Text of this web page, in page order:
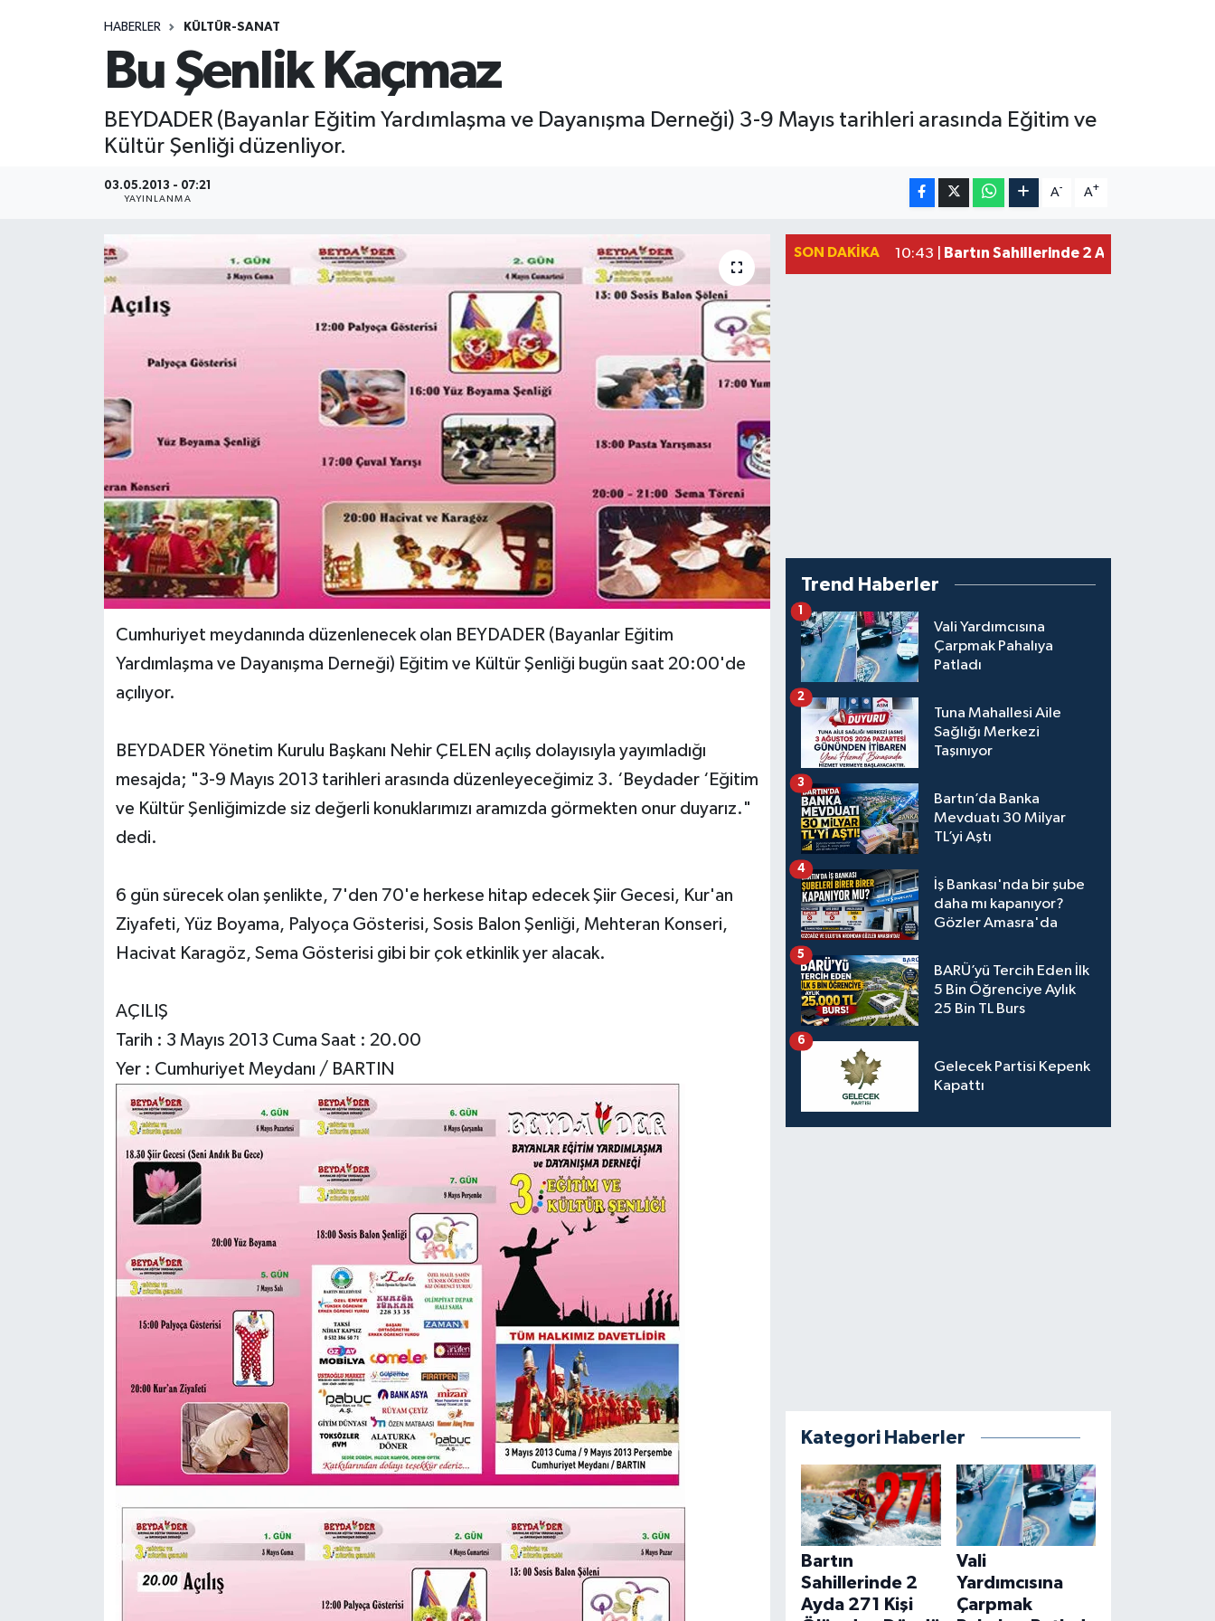
HABERLER KÜLTÜR-SANAT
Bu Şenlik Kaçmaz
BEYDADER (Bayanlar Eğitim Yardımlaşma ve Dayanışma Derneği) 3-9 Mayıs tarihleri arasında Eğitim ve
Kültür Şenliği düzenliyor.
03.05.2013 - 07:21
YAYINLANMA
A- A+
Cumhuriyet meydanında düzenlenecek olan BEYDADER (Bayanlar Eğitim
Yardımlaşma ve Dayanışma Derneği) Eğitim ve Kültür Şenliği bugün saat 20:00'de
açılıyor.
BEYDADER Yönetim Kurulu Başkanı Nehir ÇELEN açılış dolayısıyla yayımladığı
mesajda; "3-9 Mayıs 2013 tarihleri arasında düzenleyeceğimiz 3. ‘Beydader ‘Eğitim
ve Kültür Şenliğimizde siz değerli konuklarımızı aramızda görmekten onur duyarız."
dedi.
6 gün sürecek olan şenlikte, 7'den 70'e herkese hitap edecek Şiir Gecesi, Kur'an
Ziyafeti, Yüz Boyama, Palyoça Gösterisi, Sosis Balon Şenliği, Mehteran Konseri,
Hacivat Karagöz, Sema Gösterisi gibi bir çok etkinlik yer alacak.
AÇILIŞ
Tarih : 3 Mayıs 2013 Cuma Saat : 20.00
Yer : Cumhuriyet Meydanı / BARTIN
SON DAKIKA 10:43 | Bartın Sahillerinde 2 Ayda 271 Kişi
Trend Haberler
Vali Yardımcısına
Çarpmak Pahalıya
Patladı
1
Tuna Mahallesi Aile
Sağlığı Merkezi
Taşınıyor
2
Bartın’da Banka
Mevduatı 30 Milyar
TL’yi Aştı
3
İş Bankası'nda bir şube
daha mı kapanıyor?
Gözler Amasra'da
4
BARÜ’yü Tercih Eden İlk
5 Bin Öğrenciye Aylık
25 Bin TL Burs
5
Gelecek Partisi Kepenk
Kapattı
6
Kategori Haberler
Bartın
Sahillerinde 2
Ayda 271 Kişi
Vali
Yardımcısına
Çarpmak
Yerel Yönetimler